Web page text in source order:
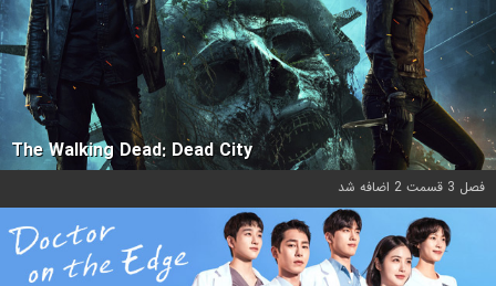
The Walking Dead: Dead City
فصل 3 قسمت 2 اضافه شد